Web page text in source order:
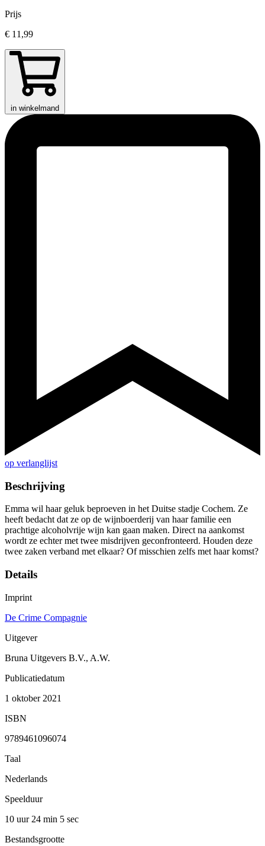
Prijs
€ 11,99
in winkelmand
op verlanglijst
Beschrijving
Emma wil haar geluk beproeven in het Duitse stadje Cochem. Ze
heeft bedacht dat ze op de wijnboerderij van haar familie een
prachtige alcoholvrije wijn kan gaan maken. Direct na aankomst
wordt ze echter met twee misdrijven geconfronteerd. Houden deze
twee zaken verband met elkaar? Of misschien zelfs met haar komst?
Details
Imprint
De Crime Compagnie
Uitgever
Bruna Uitgevers B.V., A.W.
Publicatiedatum
1 oktober 2021
ISBN
9789461096074
Taal
Nederlands
Speelduur
10 uur 24 min 5 sec
Bestandsgrootte